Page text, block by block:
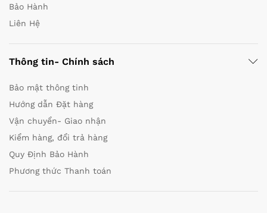
Bảo Hành
Liên Hệ
Thông tin- Chính sách
Bảo mật thông tinh
Hướng dẫn Đặt hàng
Vận chuyển- Giao nhận
Kiểm hàng, đổi trả hàng
Quy Định Bảo Hành
Phương thức Thanh toán